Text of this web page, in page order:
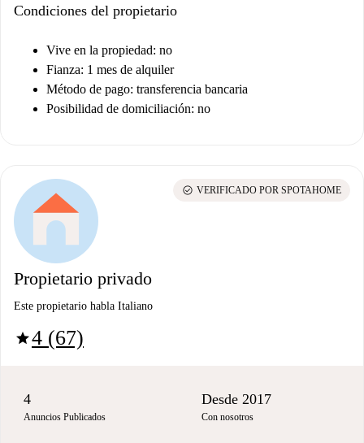
Condiciones del propietario
Vive en la propiedad: no
Fianza: 1 mes de alquiler
Método de pago: transferencia bancaria
Posibilidad de domiciliación: no
Propietario privado
Este propietario habla Italiano
star4 (67)
check_circle VERIFICADO POR SPOTAHOME
4
Anuncios Publicados
Desde 2017
Con nosotros